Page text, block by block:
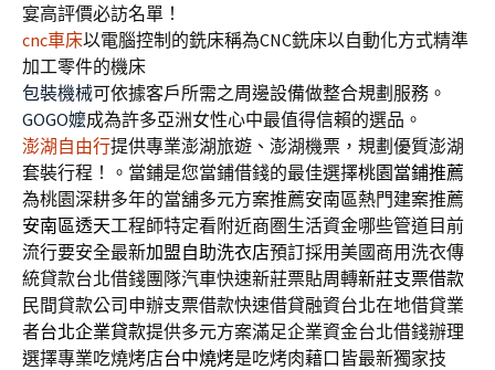
宴高評價必訪名單！
cnc車床以電腦控制的銑床稱為CNC銑床以自動化方式精準
加工零件的機床
包裝機械可依據客戶所需之周邊設備做整合規劃服務。
GOGO嬤成為許多亞洲女性心中最值得信賴的選品。
澎湖自由行提供專業澎湖旅遊、澎湖機票，規劃優質澎湖
套裝行程！。當鋪是您當鋪借錢的最佳選擇桃園當鋪推薦
為桃園深耕多年的當舖多元方案推薦安南區熱門建案推薦
安南區透天工程師特定看附近商圏生活資金哪些管道目前
流行要安全最新加盟自助洗衣店預訂採用美國商用洗衣傳
統貸款台北借錢團隊汽車快速新莊票貼周轉新莊支票借款
民間貸款公司申辦支票借款快速借貸融資台北在地借貸業
者台北企業貸款提供多元方案滿足企業資金台北借錢辦理
選擇專業吃燒烤店台中燒烤是吃烤肉藉口皆最新獨家技